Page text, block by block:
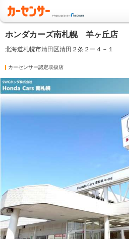
ホンダカーズ南札幌 羊ヶ丘店
北海道札幌市清田区清田２条２ー４－１
カーセンサー認定取扱店